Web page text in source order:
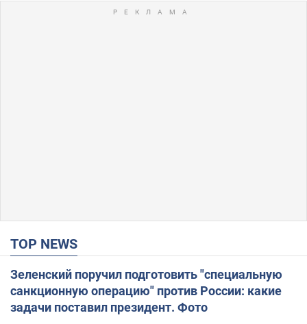
TOP NEWS
Зеленский поручил подготовить "специальную
санкционную операцию" против России: какие
задачи поставил президент. Фото